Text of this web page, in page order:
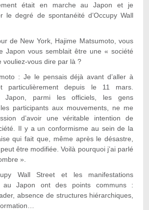
était en marche au Japon et je
le degré de spontanéité d’Occupy Wall
de New York, Hajime Matsumoto, vous
Japon vous semblait être une « société
vouliez-vous dire par là ?
: Je le pensais déjà avant d’aller à
particulièrement depuis le 11 mars.
Japon, parmi les officiels, les gens
participants aux mouvements, ne me
d’avoir une véritable intention de
Il y a un conformisme au sein de la
qui fait que, même après le désastre,
être modifiée. Voilà pourquoi j’ai parlé
».
Wall Street et les manifestations
au Japon ont des points communs :
absence de structures hiérarchiques,